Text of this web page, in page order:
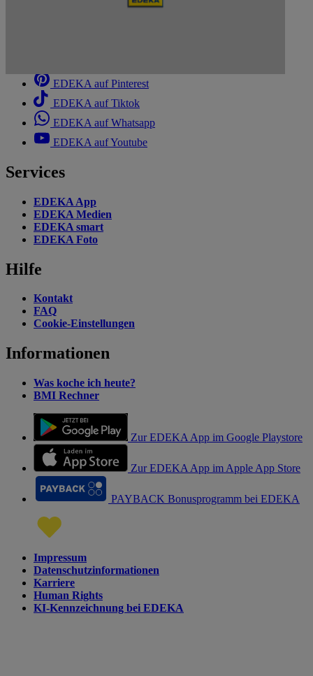
EDEKA auf Pinterest
EDEKA auf Tiktok
EDEKA auf Whatsapp
EDEKA auf Youtube
Services
EDEKA App
EDEKA Medien
EDEKA smart
EDEKA Foto
Hilfe
Kontakt
FAQ
Cookie-Einstellungen
Informationen
Was koche ich heute?
BMI Rechner
Zur EDEKA App im Google Playstore
Zur EDEKA App im Apple App Store
PAYBACK Bonusprogramm bei EDEKA
Impressum
Datenschutzinformationen
Karriere
Human Rights
KI-Kennzeichnung bei EDEKA